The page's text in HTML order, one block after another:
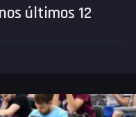
últimos 12